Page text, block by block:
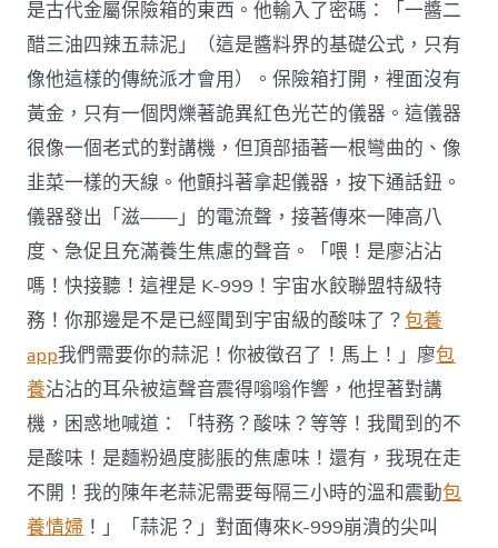
是古代金屬保險箱的東西。他輸入了密碼：「一醬二
醋三油四辣五蒜泥」（這是醬料界的基礎公式，只有
像他這樣的傳統派才會用）。保險箱打開，裡面沒有
黃金，只有一個閃爍著詭異紅色光芒的儀器。這儀器
很像一個老式的對講機，但頂部插著一根彎曲的、像
韭菜一樣的天線。他顫抖著拿起儀器，按下通話鈕。
儀器發出「滋——」的電流聲，接著傳來一陣高八
度、急促且充滿養生焦慮的聲音。「喂！是廖沾沾
嗎！快接聽！這裡是 K-999！宇宙水餃聯盟特級特
務！你那邊是不是已經聞到宇宙級的酸味了？包養
app我們需要你的蒜泥！你被徵召了！馬上！」廖包
養沾沾的耳朵被這聲音震得嗡嗡作響，他捏著對講
機，困惑地喊道：「特務？酸味？等等！我聞到的不
是酸味！是麵粉過度膨脹的焦慮味！還有，我現在走
不開！我的陳年老蒜泥需要每隔三小時的溫和震動包
養情婦 ！」「蒜泥？」對面傳來K-999崩潰的尖叫